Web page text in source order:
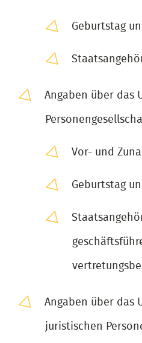
Geburtstag
Angaben über das
Vor- und
Geburtstag
Angaben über das
juristischen